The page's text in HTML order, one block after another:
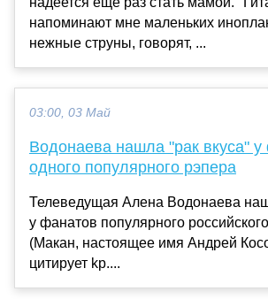
напоминают мне маленьких
нежные струны, говорят, ...
03:00, 03 Май
Водонаева нашла "рак вкуса" у
одного популярного рэпера
Телеведущая Алена Водонаева
у фанатов популярного
(Макан, настоящее имя Андрей
цитирует kp....